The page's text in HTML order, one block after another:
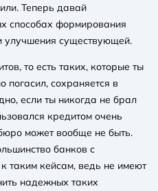
Теперь давай
способах формирования
улучшения существующей.
то есть таких, которые ты
погасил, сохраняется в
если ты никогда не брал
кредитом очень
может вообще не быть.
банков с
таким кейсам, ведь не имеют
надежных таких